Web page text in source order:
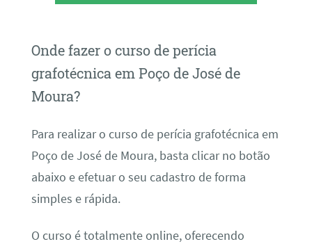
Onde fazer o curso de perícia
grafotécnica em Poço de José de
Moura?
Para realizar o curso de perícia grafotécnica em
Poço de José de Moura, basta clicar no botão
abaixo e efetuar o seu cadastro de forma
simples e rápida.
O curso é totalmente online, oferecendo